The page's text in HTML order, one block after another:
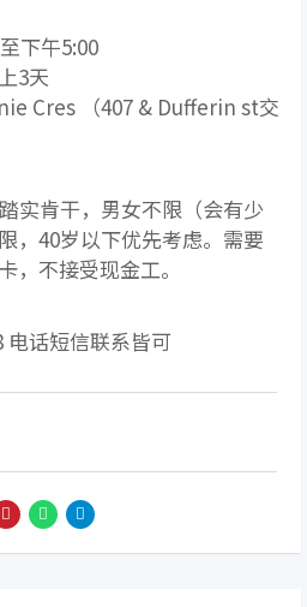
下午5:00
3天
Cres （407 & Dufferin st交
实肯干，男女不限（会有少
，40岁以下优先考虑。需要
，不接受现金工。
电话短信联系皆可